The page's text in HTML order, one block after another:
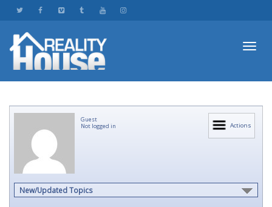
Actions
Guest
Not logged in
New/Updated Topics